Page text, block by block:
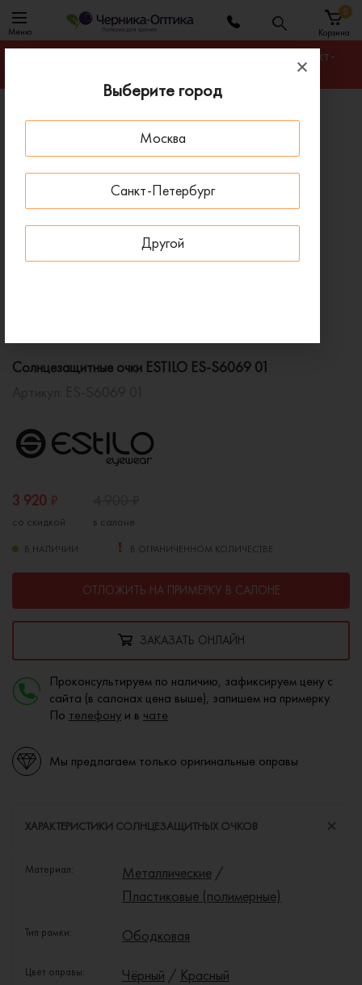
Выберите город
Москва
Санкт-Петербург
Другой
Меню Корзина
0
Гарантируем лучшую цену на любую оправу в Санкт-
Главная
Солнцезащитные очки
Солнцезащитные очки ESTILO ES-S6069 01
Солнцезащитные очки ESTILO ES-S6069 01
3 920 ₽
со скидкой в салоне
В НАЛИЧИИ В ОГРАНИЧЕННОМ КОЛИЧЕСТВЕ
ОТЛОЖИТЬ НА ПРИМЕРКУ В САЛОНЕ
ЗАКАЗАТЬ ОНЛАЙН
Проконсультируем по наличию, зафиксируем цену с
сайта (в салонах цена выше), запишем на примерку.
По телефону и в чате
Мы предлагаем только оригинальные оправы
ХАРАКТЕРИСТИКИ СОЛНЦЕЗАЩИТНЫХ ОЧКОВ
Материал: Металлические /
Пластиковые (полимерные)
Тип рамки: Ободковая
Цвет оправы: Чёрный / Красный
- 20 % ДО 15 АВГУСТА